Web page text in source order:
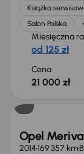
Książka
Salon Polska
Miesięczna
od 125 zł
Cena
21 000 zł
Opel Meriva
2014169 357 km